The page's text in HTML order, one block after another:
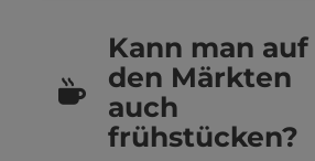
Kann man auf
den Märkten
auch
frühstücken?